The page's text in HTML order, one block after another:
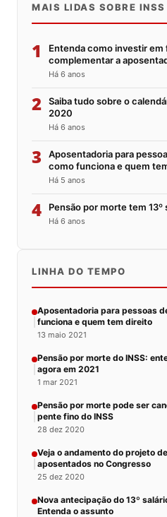
MAIS LIDAS SOBRE INSS
1
Entenda como investir em
complementar a
Há 6 anos
2
Saiba tudo sobre o
2020
Há 6 anos
3
Aposentadoria para
como funciona e quem
Há 5 anos
4 Pensão por morte tem 13º
Há 6 anos
LINHA DO TEMPO
Aposentadoria para pessoas
funciona e quem tem direito
13 maio 2021
Pensão por morte do INSS:
agora em 2021
1 mar 2021
Pensão por morte pode ser
pente fino do INSS
28 dez 2020
Veja o andamento do projeto
aposentados no Congresso
25 dez 2020
Nova antecipação do 13º
Entenda o assunto